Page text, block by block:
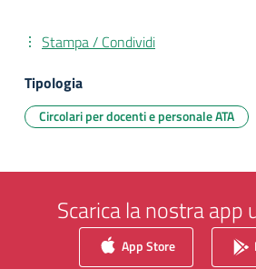
Stampa / Condividi
Tipologia
Circolari per docenti e personale ATA
Scarica la nostra app
App Store